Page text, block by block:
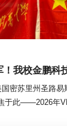
！我校金鹏科
密苏里州圣路
于此——2026年